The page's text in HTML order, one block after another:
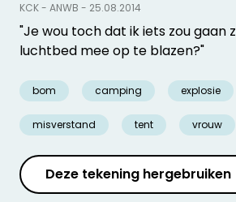
"Je wou toch dat ik iets zou gaan
luchtbed mee op te blazen?"
bom camping explosie
misverstand tent vrouw
KCK - ANWB - 25.08.2014
Deze tekening hergebruiken